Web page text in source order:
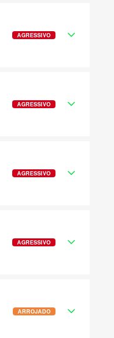
AGRESSIVO
AGRESSIVO
AGRESSIVO
AGRESSIVO
ARROJADO